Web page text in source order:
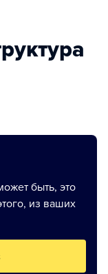
быть, это
из ваших